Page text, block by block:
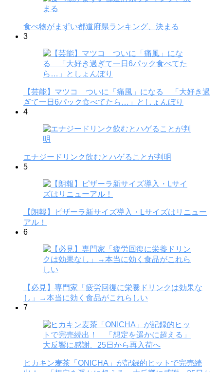
食べ物がまずい都道府県ランキング、決まる
3
【芸能】マツコ ついに「痛風」になる 「大好き過
ぎて一日6パック食べてたら…」としょんぼり
4
エナジードリンク飲むとハゲることが判明
5
【朗報】ピザーラ新サイズ導入・Lサイズはリニュー
アル！
6
【必見】専門家「疲労回復に栄養ドリンクは効果な
し」→本当に効く食品がこれらしい
7
ヒカキン麦茶「ONICHA」が記録的ヒットで完売続